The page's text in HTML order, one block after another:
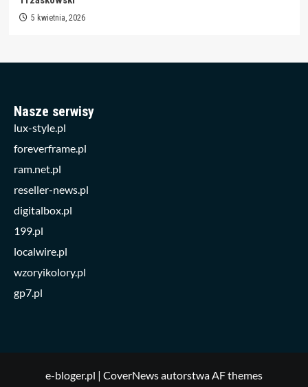
5 kwietnia, 2026
Nasze serwisy
lux-style.pl
foreverframe.pl
ram.net.pl
reseller-news.pl
digitalbox.pl
199.pl
localwire.pl
wzoryikolory.pl
gp7.pl
e-bloger.pl | CoverNewsautorstwa AF themes